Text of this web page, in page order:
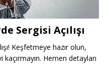
Sergisi Açılışı
Keşfetmeye hazır olun,
Hemen detayları